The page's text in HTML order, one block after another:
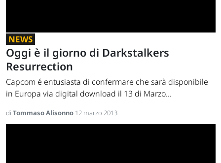
NEWS
Oggi è il giorno di Darkstalkers
Resurrection
Capcom é entusiasta di confermare che sarà disponibile
in Europa via digital download il 13 di Marzo...
di Tommaso Alisonno 12 marzo 2013